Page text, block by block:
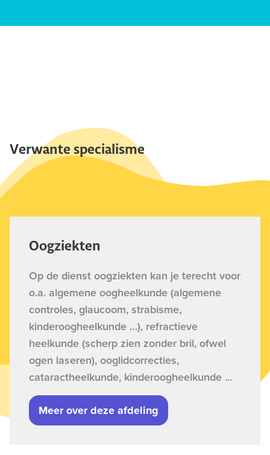
Verwante specialisme
Oogziekten
Op de dienst oogziekten kan je terecht voor
o.a. algemene oogheelkunde (algemene
controles, glaucoom, strabisme,
kinderoogheelkunde …), refractieve
heelkunde (scherp zien zonder bril, ofwel
ogen laseren), ooglidcorrecties,
cataractheelkunde, kinderoogheelkunde ...
Meer over deze afdeling